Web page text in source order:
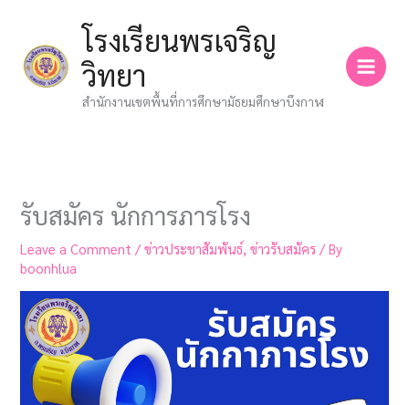
content
โรงเรียนพรเจริญ
วิทยา
สำนักงานเขตพื้นที่การศึกษามัธยมศึกษาบึงกาฬ
รับสมัคร นักการภารโรง
Leave a Comment /ข่าวประชาสัมพันธ์,ข่าวรับสมัคร / By
boonhlua